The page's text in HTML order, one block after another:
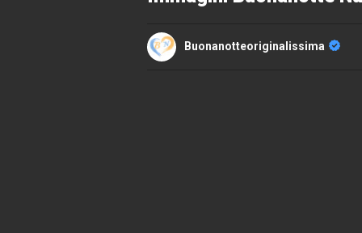
Buonanotteoriginalissima